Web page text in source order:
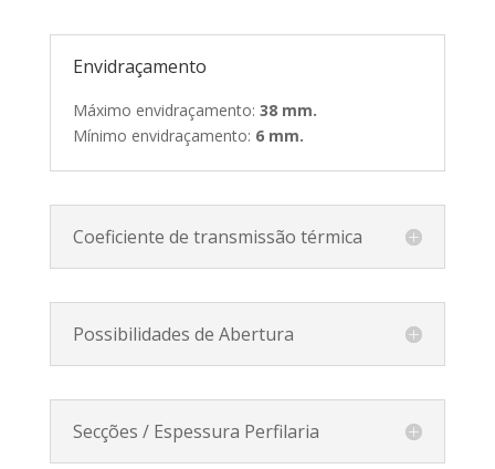
Envidraçamento
Máximo envidraçamento: 38 mm.
Mínimo envidraçamento: 6 mm.
Coeficiente de transmissão térmica
Possibilidades de Abertura
Secções / Espessura Perfilaria